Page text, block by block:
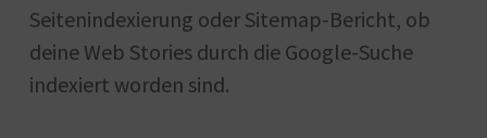
Seitenindexierung oder Sitemap-Bericht, ob
deine Web Stories durch die Google-Suche
indexiert worden sind.